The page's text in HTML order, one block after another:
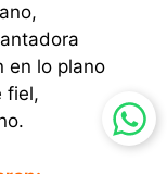
en lo plano
fiel,